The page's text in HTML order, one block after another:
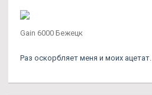
Gain 6000 Бежецк
Раз оскорбляет меня и моих ацетат.